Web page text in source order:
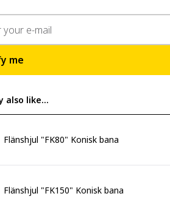
me
also like…
Flänshjul "FK80" Konisk bana
Flänshjul "FK150" Konisk bana